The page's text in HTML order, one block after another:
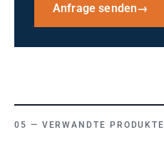
Anfrage senden→
VERWANDTE PRODUKTE